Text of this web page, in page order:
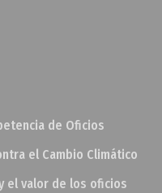
de Oficios
el Cambio Climático
el valor de los oficios